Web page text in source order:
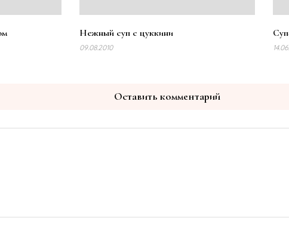
Нежный суп с цуккини
09.08.2010
Оставить комментарий